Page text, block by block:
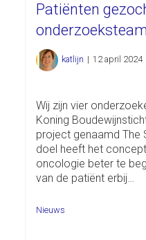
Patiënten
onderzoeksteam
katlijn | 12 april 2024
Wij zijn vier
Koning
project genaamd The
doel heeft het concept
oncologie beter te
van de patiënt erbij…
Nieuws